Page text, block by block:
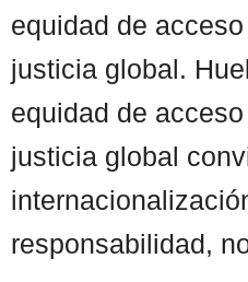
equidad de
justicia global.
equidad de
justicia global
responsabilidad,